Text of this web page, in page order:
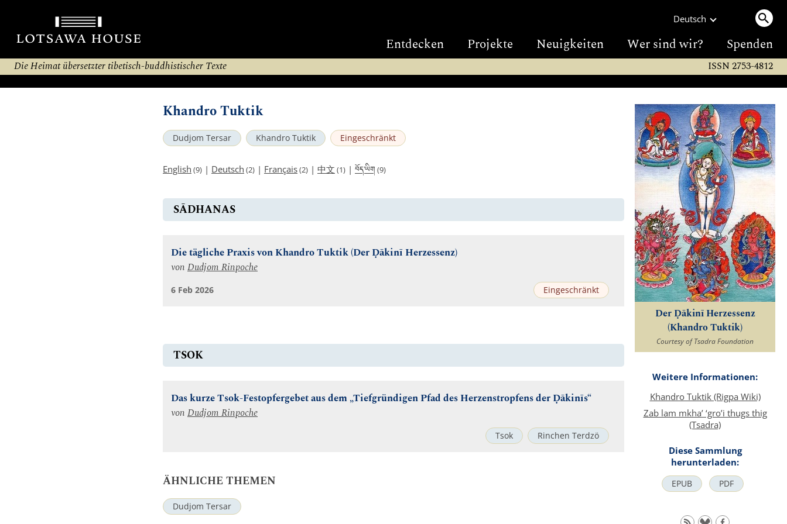
Deutsch
Entdecken Projekte Neuigkeiten Wer sind wir? Spenden
Die Heimat übersetzter tibetisch-buddhistischer Texte ISSN 2753-4812
Khandro Tuktik
Dudjom Tersar Khandro Tuktik Eingeschränkt
English (9) | Deutsch (2) | Français(2) | 中文 (1) | བོད་ཡིག (9)
SĀDHANAS
Die tägliche Praxis von Khandro Tuktik (Der Ḍākinī Herzessenz)
von Dudjom Rinpoche
Eingeschränkt
6 Feb 2026
TSOK
Das kurze Tsok-Festopfergebet aus dem „Tiefgründigen Pfad des Herzenstropfens der Ḍākinīs“
von Dudjom Rinpoche
Tsok Rinchen Terdzö
ÄHNLICHE THEMEN
Dudjom Tersar
Der Ḍākinī Herzessenz
(Khandro Tuktik)
Courtesy of Tsadra Foundation
Weitere Informationen:
Khandro Tuktik (Rigpa Wiki)
Zab lam mkha’ ‘gro’i thugs thig
(Tsadra)
Diese Sammlung
herunterladen:
EPUB PDF